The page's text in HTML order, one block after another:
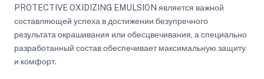
PROTECTIVE OXIDIZING EMULSION является важной
составляющей успеха в достижении безупречного
результата окрашивания или обесцвечивания, а специально
разработанный состав обеспечивает максимальную защиту
и комфорт.